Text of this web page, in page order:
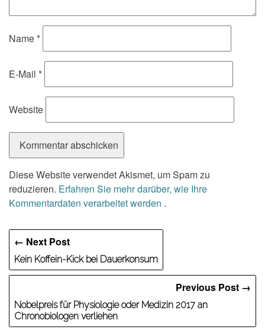
Name *
E-Mail *
Website
Diese Website verwendet Akismet, um Spam zu
reduzieren. Erfahren Sie mehr darüber, wie Ihre
Kommentardaten verarbeitet werden .
Previous Post →
Nobelpreis für Physiologie oder Medizin 2017 an
Chronobiologen verliehen
← Next Post
Kein Koffein-Kick bei Dauerkonsum